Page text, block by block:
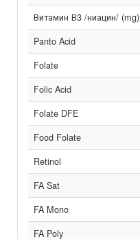
Витамин В3 /ниацин/ (mg)
Panto Acid
Folate
Folic Acid
Folate DFE
Food Folate
Retinol
FA Sat
FA Mono
FA Poly